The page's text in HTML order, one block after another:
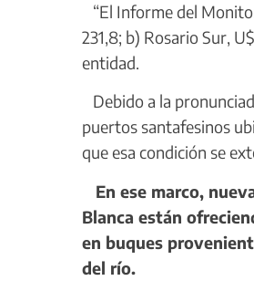
“El Informe del
231,8; b) Rosario Sur,
entidad.
Debido a la
puertos santafesinos
que esa condición se
En ese marco,
Blanca están
en buques
del río.